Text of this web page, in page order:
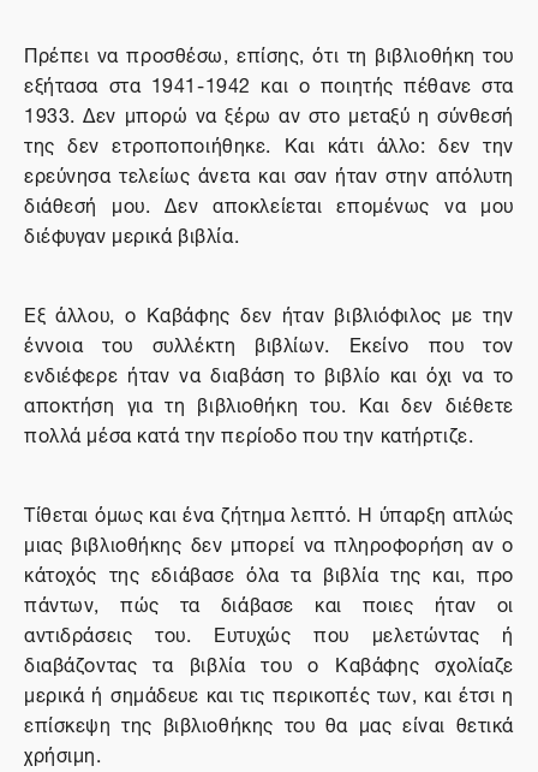
Πρέπει να προσθέσω, επίσης, ότι τη βιβλιοθήκη του
εξήτασα στα 1941-1942 και ο ποιητής πέθανε στα
1933. Δεν μπορώ να ξέρω αν στο μεταξύ η σύνθεσή
της δεν ετροποποιήθηκε. Και κάτι άλλο: δεν την
ερεύνησα τελείως άνετα και σαν ήταν στην απόλυτη
διάθεσή μου. Δεν αποκλείεται επομένως να μου
διέφυγαν μερικά βιβλία.
Εξ άλλου, ο Καβάφης δεν ήταν βιβλιόφιλος με την
έννοια του συλλέκτη βιβλίων. Εκείνο που τον
ενδιέφερε ήταν να διαβάση το βιβλίο και όχι να το
αποκτήση για τη βιβλιοθήκη του. Και δεν διέθετε
πολλά μέσα κατά την περίοδο που την κατήρτιζε.
Τίθεται όμως και ένα ζήτημα λεπτό. Η ύπαρξη απλώς
μιας βιβλιοθήκης δεν μπορεί να πληροφορήση αν ο
κάτοχός της εδιάβασε όλα τα βιβλία της και, προ
πάντων, πώς τα διάβασε και ποιες ήταν οι
αντιδράσεις του. Ευτυχώς που μελετώντας ή
διαβάζοντας τα βιβλία του ο Καβάφης σχολίαζε
μερικά ή σημάδευε και τις περικοπές των, και έτσι η
επίσκεψη της βιβλιοθήκης του θα μας είναι θετικά
χρήσιμη.